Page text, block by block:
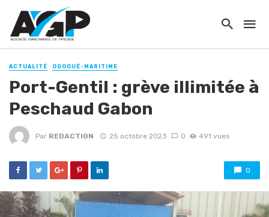
ACTUALITÉ OGOOUÉ-MARITIME
Port-Gentil : grève illimitée à
Peschaud Gabon
Par REDACTION 25 octobre 2023 0 491 vues
0